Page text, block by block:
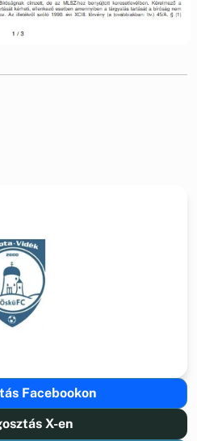
Facebookon
X-en